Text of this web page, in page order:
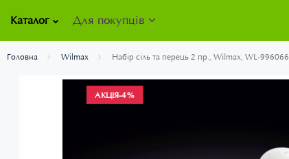
Каталог Для покупців
Головна Wilmax Набір сіль та перець 2 пр., Wilmax, WL-996066
АКЦІЯ-4%